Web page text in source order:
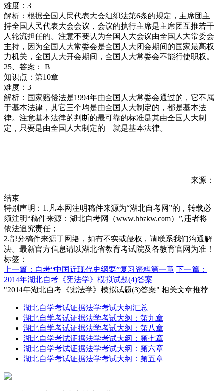
难度：3
解析：根据全国人民代表大会组织法第6条的规定，主席团主
持全国人民代表大会会议，会议的执行主席是主席团互推若干
人轮流担任的。注意不要认为全国人大会议由全国人大常委会
主持，因为全国人大常委会是全国人大闭会期间的国家最高权
力机关，全国人大开会期间，全国人大常委会不能行使职权。
25、答案： B
知识点：第10章
难度：3
解析：国家赔偿法是1994年由全国人大常委会通过的，它不属
于基本法律，其它三个均是由全国人大制定的，都是基本法
律。注意基本法律的判断的最可靠的标准是其由全国人大制
定，只要是由全国人大制定的，就是基本法律。
来源：
结束
特别声明：1.凡本网注明稿件来源为“湖北自考网”的，转载必
须注明“稿件来源：湖北自考网（www.hbzkw.com）”,违者将
依法追究责任；
2.部分稿件来源于网络，如有不实或侵权，请联系我们沟通解
决。最新官方信息请以湖北省教育考试院及各教育官网为准！
标签：
上一篇：自考“中国近现代史纲要”复习资料第一章 下一篇：
2014年湖北自考《宪法学》模拟试题(4)答案
"2014年湖北自考《宪法学》模拟试题(3)答案" 相关文章推荐
湖北自学考试证据法学考试大纲汇总
湖北自学考试证据法学考试大纲：第九章
湖北自学考试证据法学考试大纲：第八章
湖北自学考试证据法学考试大纲：第七章
湖北自学考试证据法学考试大纲：第六章
湖北自学考试证据法学考试大纲：第五章